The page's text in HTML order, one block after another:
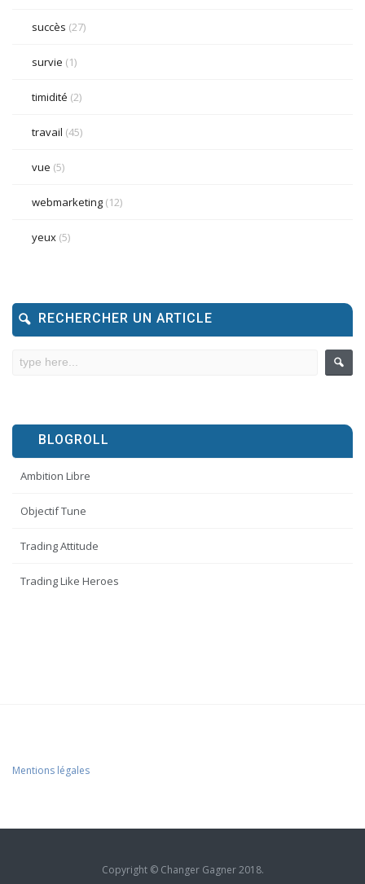
succès (27)
survie (1)
timidité (2)
travail (45)
vue (5)
webmarketing (12)
yeux (5)
RECHERCHER UN ARTICLE
BLOGROLL
Ambition Libre
Objectif Tune
Trading Attitude
Trading Like Heroes
Mentions légales
Copyright © Changer Gagner 2018.